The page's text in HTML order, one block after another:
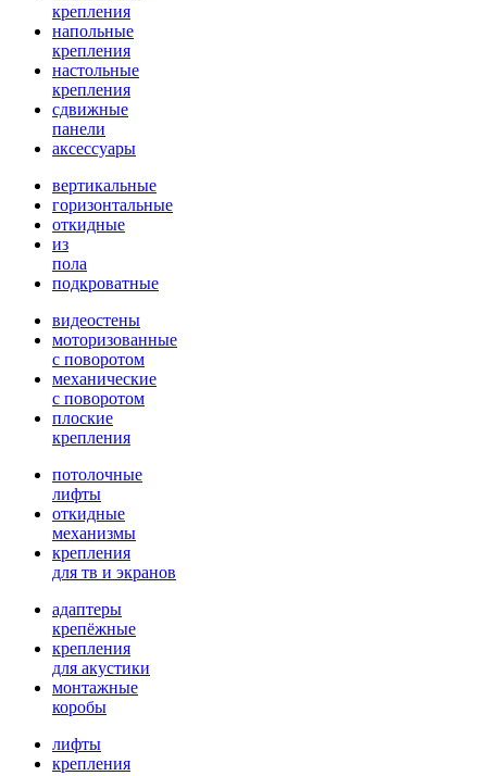
крепления
напольные
крепления
настольные
крепления
сдвижные
панели
аксессуары
вертикальные
горизонтальные
откидные
из
пола
подкроватные
видеостены
моторизованные
с поворотом
механические
с поворотом
плоские
крепления
потолочные
лифты
откидные
механизмы
крепления
для тв и экранов
адаптеры
крепёжные
крепления
для акустики
монтажные
коробы
лифты
крепления